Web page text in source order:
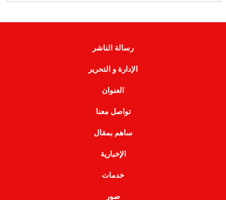
رسالة الناشر
الإدارة و التحرير
العنوان
تواصل معنا
ساهم بمقال
الإخبارية
خدمات
صور